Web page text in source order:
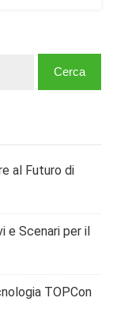
al Futuro di
e Scenari per il
TOPCon